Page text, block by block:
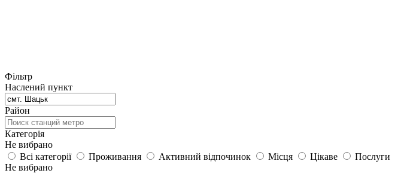
Фільтр
Наслений пункт
Район
Категорія
Не вибрано
Всі категорії
Проживання Активний відпочинок Місця Цікаве
Послуги
Не вибрано